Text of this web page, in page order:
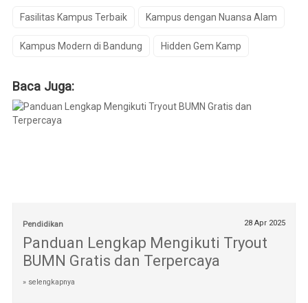
Fasilitas Kampus Terbaik Kampus dengan Nuansa Alam
Kampus Modern di Bandung Hidden Gem Kamp
Baca Juga:
Pendidikan 28 Apr 2025
Panduan Lengkap Mengikuti Tryout
BUMN Gratis dan Terpercaya
» selengkapnya